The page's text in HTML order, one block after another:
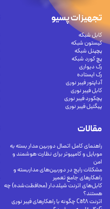
تجهیزات پسیو
کابل شبکه
کیستون شبکه
پچپنل شبکه
پچ کورد شبکه
رک دیواری
رک ایستاده
آداپتور فیبر نوری
کابل فیبر نوری
پچکورد فیبر نوری
پیگتیل فیبر نوری
مقالات
راهنمای کامل اتصال دوربین مدار بسته به
موبایل و کامپیوتر برای نظارت هوشمند و
امن
مشکلات رایج در دوربین‌های مداربسته و
راهکارهای جامع تعمیر
کابل‌های اترنت شیلددار (محافظت‌شده) چه
هستند؟
اترنت Cat8 چگونه با راهکارهای فیبر نوری